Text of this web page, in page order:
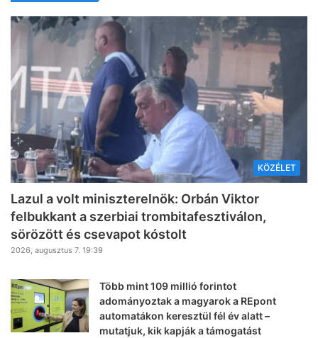
KÖZÉLET
Lazul a volt miniszterelnök: Orbán Viktor
felbukkant a szerbiai trombitafesztiválon,
sörözött és csevapot kóstolt
2026, augusztus 7. 19:39
Több mint 109 millió forintot
adományoztak a magyarok a REpont
automatákon keresztül fél év alatt –
mutatjuk, kik kapják a támogatást